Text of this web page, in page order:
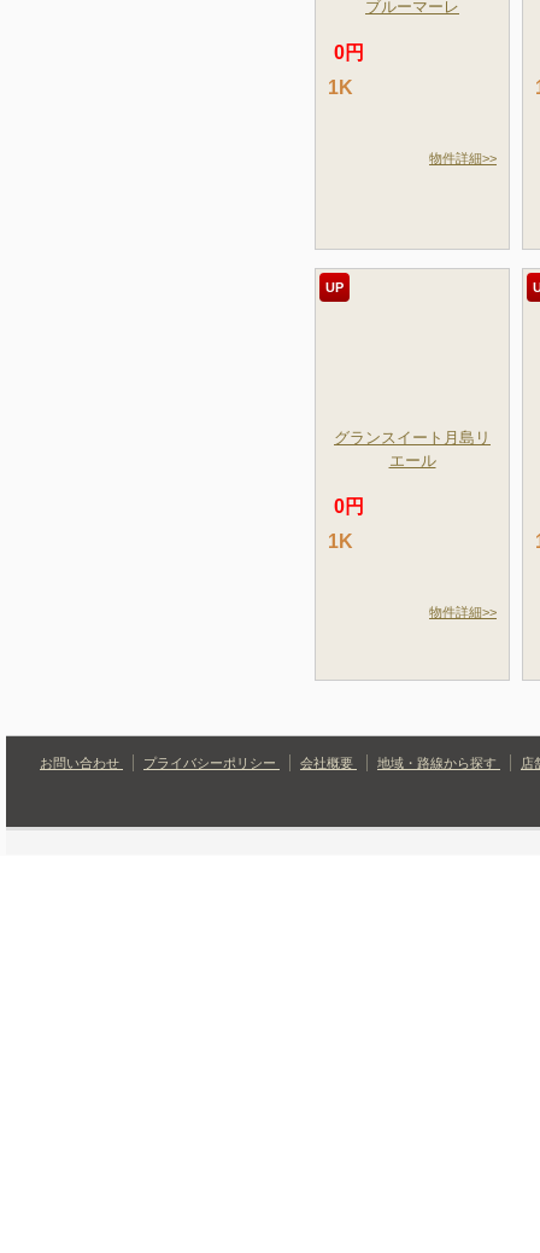
ブルーマーレ
0円
1K
物件詳細>>
UP
グランスイート月島リ
エール
0円
1K
物件詳細>>
お問い合わせ プライバシーポリシー 会社概要 地域・路線から探す 店